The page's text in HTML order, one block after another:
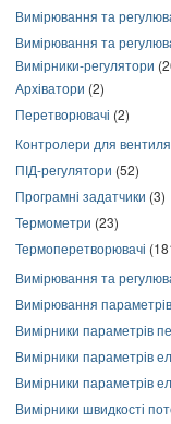
Вимірювання та
Вимірювання та
Вимірники-регулятори
Архіватори (2)
Перетворювачі (2)
Контролери для
ПІД-регулятори (52)
Програмні задатчики (3)
Термометри (23)
Термоперетворювачі
Вимірювання та
Вимірювання параметрів
Вимірники параметрів
Вимірники параметрів
Вимірники параметрів
Вимірники швидкості